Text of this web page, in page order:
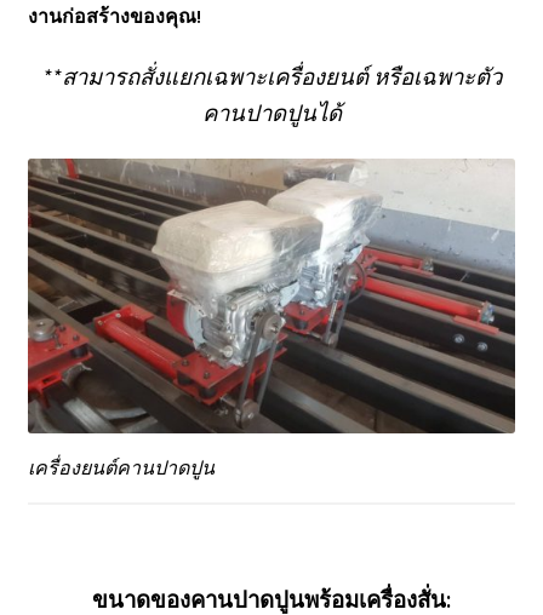
งานก่อสร้างของคุณ!
**สามารถสั่งแยกเฉพาะเครื่องยนต์ หรือเฉพาะตัว
คานปาดปูนได้
เครื่องยนต์คานปาดปูน
ขนาดของคานปาดปูนพร้อมเครื่องสั่น: